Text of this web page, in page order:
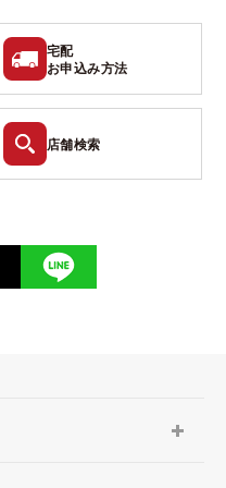
宅配
お申込み方法
店舗検索